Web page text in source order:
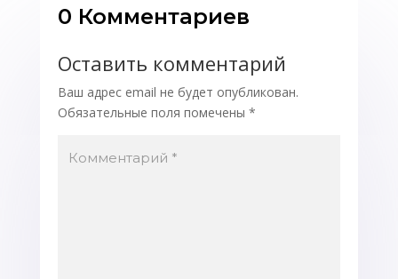
0 Комментариев
Оставить комментарий
Ваш адрес email не будет опубликован.
Обязательные поля помечены *